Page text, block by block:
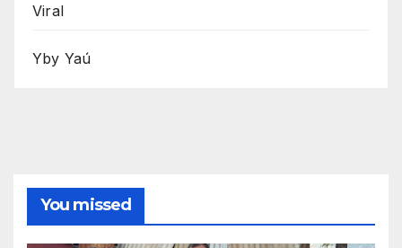
Viral
Yby Yaú
You missed